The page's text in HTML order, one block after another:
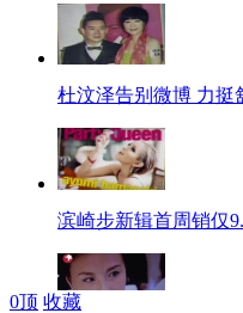
杜汶泽告别微博 力挺
滨崎步新辑首周销仅
0顶 收藏